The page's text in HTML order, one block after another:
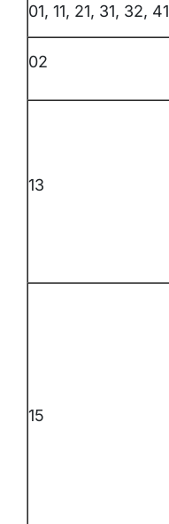
01, 11, 21, 31, 32, 41
02
13
15